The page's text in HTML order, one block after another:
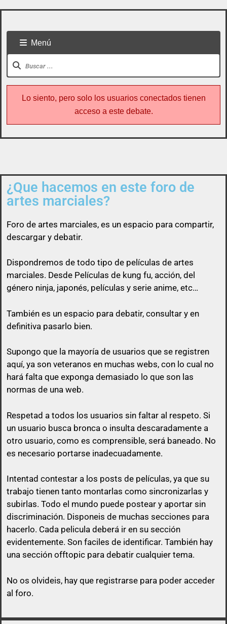
Todo usuario puede colaborar subiendo cualquier
cosa referente a artes marciales
queda prohibido citar en los posts a
vas a responder.
no poner el enlace ni a la vista, ni en spoiler y sólo
pasarlo por privado en el momento que otro
usuario comente en su post con un comentario
decente y relacionado con el mismo post.
No vale un simple «Gracias», no vale «pásame el
enlace», ni nada parecido a mensajes escuetos de
esa índole
Así que un usuario que esconda su enlace, será
libre de pasárselo a quien quiera sin ninguna
obligación
Menú
Lo siento, pero solo los usuarios conectados tienen
acceso a este debate.
¿Que hacemos en este foro de
artes marciales?
Foro de artes marciales, es un espacio para compartir,
descargar y debatir.
Dispondremos de todo tipo de películas de artes
marciales. Desde Películas de kung fu, acción, del
género ninja, japonés, películas y serie anime, etc…
También es un espacio para debatir, consultar y en
definitiva pasarlo bien.
Supongo que la mayoría de usuarios que se registren
aquí, ya son veteranos en muchas webs, con lo cual no
hará falta que exponga demasiado lo que son las
normas de una web.
Respetad a todos los usuarios sin faltar al respeto. Si
un usuario busca bronca o insulta descaradamente a
otro usuario, como es comprensible, será baneado. No
es necesario portarse inadecuadamente.
Intentad contestar a los posts de películas, ya que su
trabajo tienen tanto montarlas como sincronizarlas y
subirlas. Todo el mundo puede postear y aportar sin
discriminación. Disponeis de muchas secciones para
hacerlo. Cada pelicula deberá ir en su sección
evidentemente. Son faciles de identificar. También hay
una sección offtopic para debatir cualquier tema.
No os olvideis, hay que registrarse para poder acceder
al foro.